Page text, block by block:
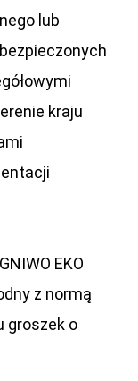
lub
kraju
EKO
z normą
groszek o